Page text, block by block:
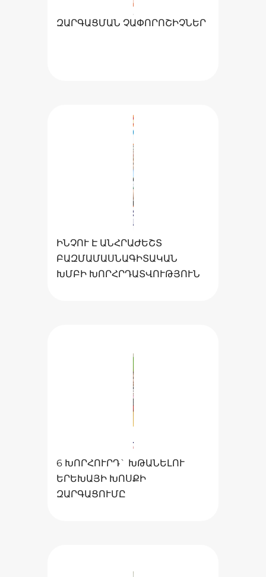
ԶԱՐԳԱՑՄԱՆ ՉԱՓՈՐՈՇԻՉՆԵՐ
ԻՆՉՈՒ Է ԱՆՀՐԱԺԵՇՏ
ԲԱԶՄԱՄԱՍՆԱԳԻՏԱԿԱՆ
ԽՄԲԻ ԽՈՐՀՐԴԱՏՎՈՒԹՅՈՒՆ
6 ԽՈՐՀՈՒՐԴ` ԽԹԱՆԵԼՈՒ
ԵՐԵԽԱՅԻ ԽՈՍՔԻ
ԶԱՐԳԱՑՈՒՄԸ